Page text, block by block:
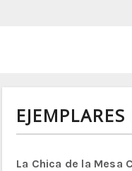
La Chica de la Mesa